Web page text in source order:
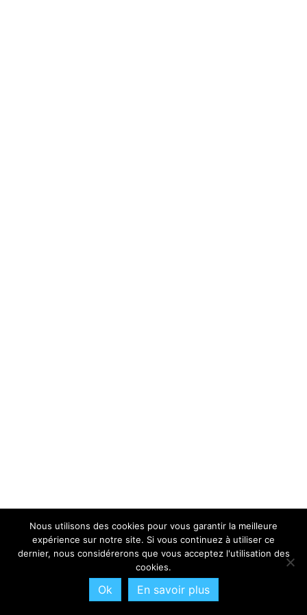
Nous utilisons des cookies pour vous garantir la meilleure
expérience sur notre site. Si vous continuez à utiliser ce
dernier, nous considérerons que vous acceptez l'utilisation des
cookies.
Ok En savoir plus